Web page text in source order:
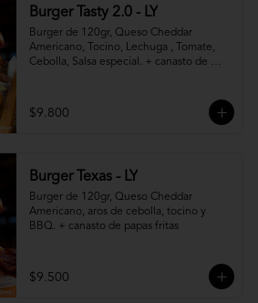
Burger Tasty 2.0 - LY
Burger de 120gr, Queso Cheddar
Americano, Tocino, Lechuga , Tomate,
Cebolla, Salsa especial. + canasto de
$9.800
Burger Texas - LY
Burger de 120gr, Queso Cheddar
Americano, aros de cebolla, tocino y
BBQ. + canasto de papas fritas
$9.500